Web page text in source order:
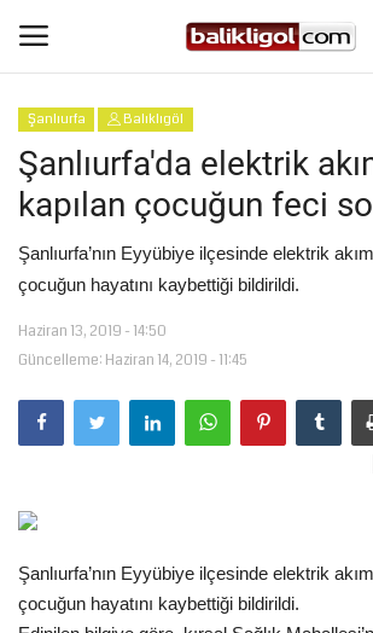
Giriş Yap
Anasayfa
Köşe Yazıları
Şanlıurfa
Eğitim
Spor
Gündem
Şanlıurfa Balıklıgöl
Şanlıurfa'da elektrik
kapılan çocuğun feci
Şanlıurfa’nın Eyyübiye ilçesinde elektrik
çocuğun hayatını kaybettiği bildirildi.
Haziran 13, 2019 - 14:50
Güncelleme: Haziran 14, 2019 - 11:45
Şanlıurfa’nın Eyyübiye ilçesinde elektrik
çocuğun hayatını kaybettiği bildirildi.